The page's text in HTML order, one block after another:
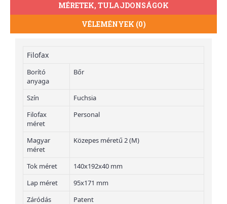
MÉRETEK, TULAJDONSÁGOK
VÉLEMÉNYEK (0)
Filofax
Borító
anyaga
Bőr
Szín
Fuchsia
Filofax
méret
Personal
Magyar
méret
Közepes méretű 2 (M)
Tok méret
140x192x40 mm
Lap méret
95x171 mm
Záródás
Patent